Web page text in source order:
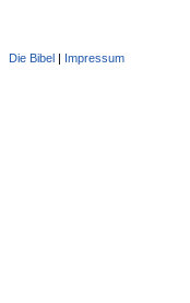
Die Bibel Impressum